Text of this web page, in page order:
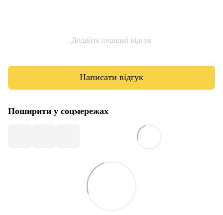
Додайте перший відгук
Написати відгук
Поширити у соцмережах